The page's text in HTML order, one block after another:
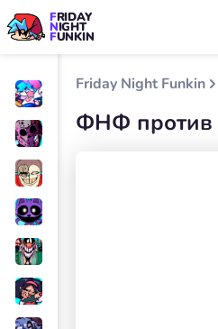
FRIDAY
NIGHT
FUNKIN
Friday Night Funkin
ФНФ против